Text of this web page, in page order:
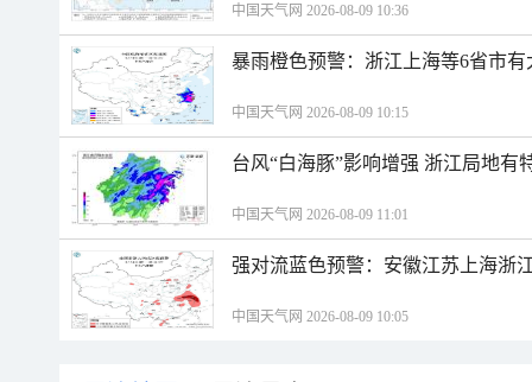
中国天气网 2026-08-09 10:36
暴雨橙色预警：浙江上海等6省市
中国天气网 2026-08-09 10:15
台风“白海豚”影响增强 浙江局地有
中国天气网 2026-08-09 11:01
强对流蓝色预警：安徽江苏上海浙
中国天气网 2026-08-09 10:05